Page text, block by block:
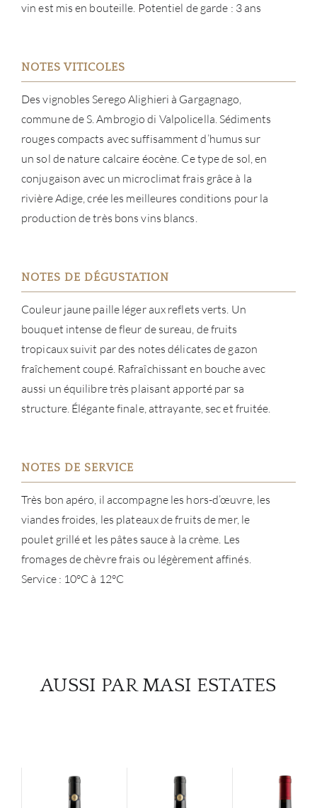
vin est mis en bouteille. Potentiel de garde : 3 ans
NOTES VITICOLES
Des vignobles Serego Alighieri à Gargagnago,
commune de S. Ambrogio di Valpolicella. Sédiments
rouges compacts avec suffisamment d’humus sur
un sol de nature calcaire éocène. Ce type de sol, en
conjugaison avec un microclimat frais grâce à la
rivière Adige, crée les meilleures conditions pour la
production de très bons vins blancs.
NOTES DE DÉGUSTATION
Couleur jaune paille léger aux reflets verts. Un
bouquet intense de fleur de sureau, de fruits
tropicaux suivit par des notes délicates de gazon
fraîchement coupé. Rafraîchissant en bouche avec
aussi un équilibre très plaisant apporté par sa
structure. Élégante finale, attrayante, sec et fruitée.
NOTES DE SERVICE
Très bon apéro, il accompagne les hors-d’œuvre, les
viandes froides, les plateaux de fruits de mer, le
poulet grillé et les pâtes sauce à la crème. Les
fromages de chèvre frais ou légèrement affinés.
Service : 10°C à 12°C
AUSSI PAR MASI ESTATES